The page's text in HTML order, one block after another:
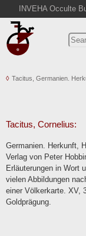
INVEHA Occulte
Home
Advanced Search
Cart
Contact
Terms
Withdrawal
Privacy Policy
Tacitus, Germanien.
Tacitus, Cornelius:
Germanien. Herkunft,
Verlag von Peter
Erläuterungen in Wort
vielen Abbildungen
einer Völkerkarte. XV,
Goldprägung.